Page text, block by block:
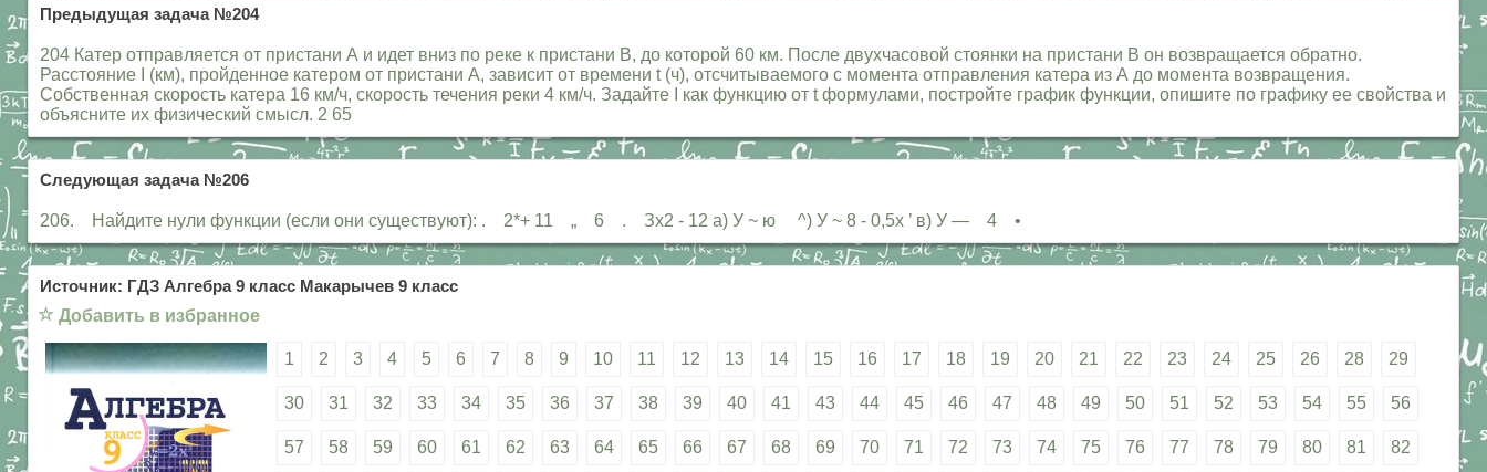
Предыдущая задача №204
204 Катер отправляется от пристани А и идет вниз по реке к пристани В, до которой 60 км. После двухчасовой стоянки на пристани В он возвращается обратно.
Расстояние I (км), пройденное катером от пристани А, зависит от времени t (ч), отсчитываемого с момента отправления катера из А до момента возвращения.
Собственная скорость катера 16 км/ч, скорость течения реки 4 км/ч. Задайте I как функцию от t формулами, постройте график функции, опишите по графику ее свойства и
объясните их физический смысл. 2 65
Следующая задача №206
206. Найдите нули функции (если они существуют): . 2*+ 11 „ 6 . Зх2 - 12 а) У ~ ю ^) У ~ 8 - 0,5х ’ в) У — 4 •
Источник: ГДЗ Алгебра 9 класс Макарычев 9 класс
☆ Добавить в избранное
1 2 3 4 5 6 7 8 9 10 11 12 13 14 15 16 17 18 19 20 21 22 23 24 25 26 28 29
30 31 32 33 34 35 36 37 38 39 40 41 43 44 45 46 47 48 49 50 51 52 53 54 55 56
57 58 59 60 61 62 63 64 65 66 67 68 69 70 71 72 73 74 75 76 77 78 79 80 81 82